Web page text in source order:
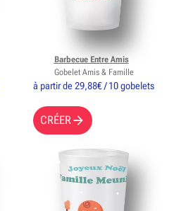
à partir de 29,88€ / 10 gobelets
CRÉER
Barbecue Entre Amis
Gobelet Amis & Famille